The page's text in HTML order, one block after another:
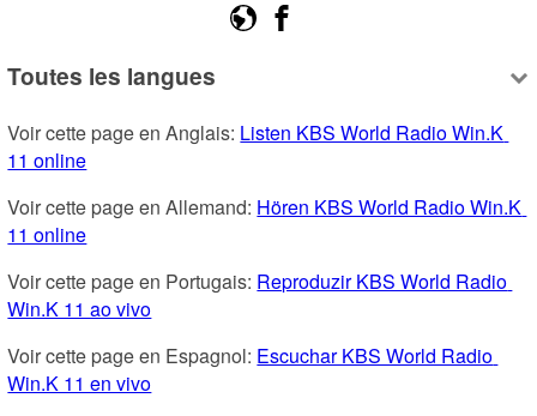
Toutes les langues
Voir cette page en Anglais: Listen KBS World Radio Win.K
11 online
Voir cette page en Allemand: Hören KBS World Radio Win.K
11 online
Voir cette page en Portugais: Reproduzir KBS World Radio
Win.K 11 ao vivo
Voir cette page en Espagnol: Escuchar KBS World Radio
Win.K 11 en vivo